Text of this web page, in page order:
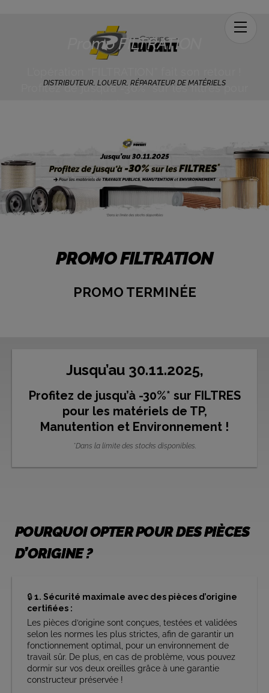
Promo FILTRATION
Profitez de jusqu’à -30%* sur les filtres pour
DISTRIBUTEUR, LOUEUR, RÉPARATEUR DE MATÉRIELS
PROMO FILTRATION
PROMO TERMINÉE
Jusqu’au 30.11.2025,
Profitez de jusqu’à -30%* sur FILTRES
pour les matériels de TP,
Manutention et Environnement !
*Dans la limite des stocks disponibles.
POURQUOI OPTER POUR DES PIÈCES
D’ORIGINE ?
🔒1. Sécurité maximale avec des pièces d’origine
certifiées :
Les pièces d’origine sont conçues, testées et validées
selon les normes les plus strictes, afin de garantir un
fonctionnement optimal, pour un environnement de
travail sûr. De plus, en cas de problème, vous pouvez
dormir sur vos deux oreilles grâce à une garantie
constructeur préservée !